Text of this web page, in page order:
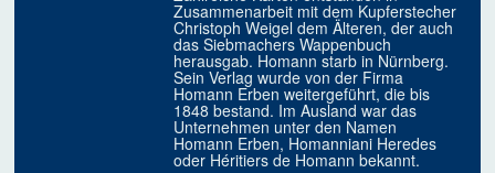
Zusammenarbeit mit dem Kupferstecher
Christoph Weigel dem Älteren, der auch
das Siebmachers Wappenbuch
herausgab. Homann starb in Nürnberg.
Sein Verlag wurde von der Firma
Homann Erben weitergeführt, die bis
1848 bestand. Im Ausland war das
Unternehmen unter den Namen
Homann Erben, Homanniani Heredes
oder Héritiers de Homann bekannt.